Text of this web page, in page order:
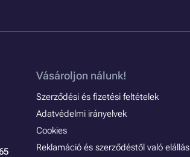
Vásároljon nálunk!
Szerződési és fizetési feltételek
Adatvédelmi irányelvek
Cookies
Reklamáció és szerződéstől való elállás